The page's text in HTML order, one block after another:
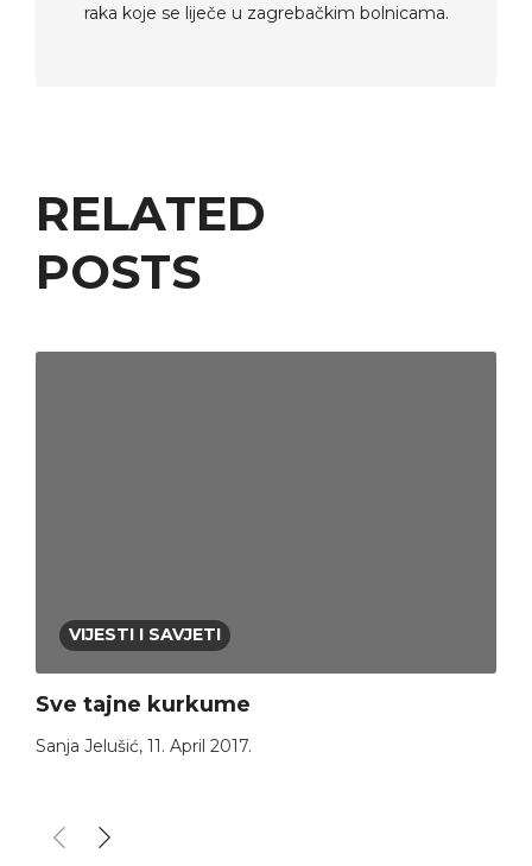
raka koje se liječe u zagrebačkim bolnicama.
RELATED
POSTS
VIJESTI I SAVJETI
Sve tajne kurkume
Sanja Jelušić, 11. April 2017.